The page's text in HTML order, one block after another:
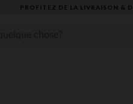
LA LIVRAISON & DU RETOUR